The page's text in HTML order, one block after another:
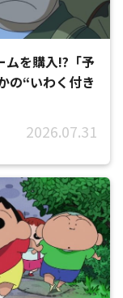
ムを購入!?「予
の“いわく付き
2026.07.31